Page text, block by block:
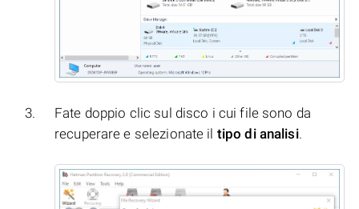
Fate doppio clic sul disco i cui file sono da
recuperare e selezionate il tipo di analisi.